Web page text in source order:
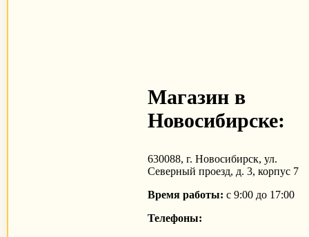
Магазин в
Новосибирске:
630088, г. Новосибирск, ул.
Северный проезд, д. 3, корпус 7
Время работы: с 9:00 до 17:00
Телефоны: